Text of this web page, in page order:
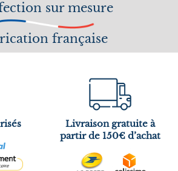
sur mesure
française
Livraison gratuite à
partir de 150€ d’achat